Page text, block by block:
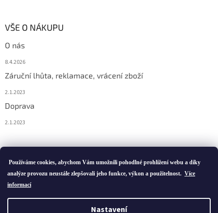
Používáme cookies, abychom Vám umožnili pohodlné prohlížení webu a díky
analýze provozu neustále zlepšovali jeho funkce, výkon a použitelnost. Více
informací
Nastavení
VŠE O NÁKUPU
O nás
8.4.2026
Záruční lhůta, reklamace, vrácení zboží
2.1.2023
Doprava
2.1.2023
Vytvořil Shoptet